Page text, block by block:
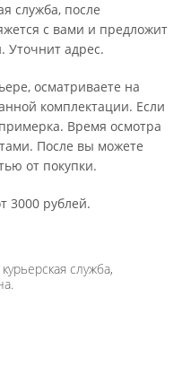
служба, после
с вами и предложит
Уточнит адрес.
осматриваете на
комплектации. Если
Время осмотра
После вы можете
от покупки.
3000 рублей.
служба,